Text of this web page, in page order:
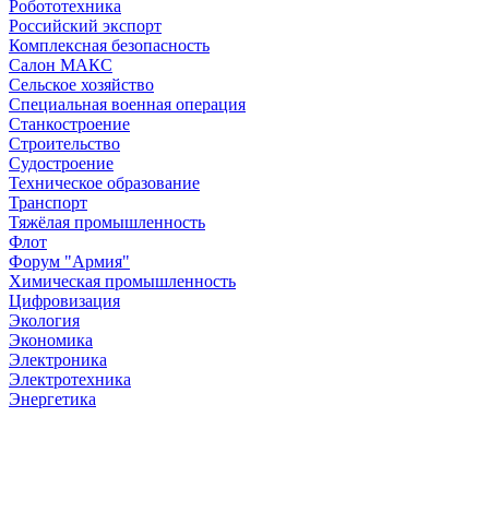
Робототехника
Российский экспорт
Комплексная безопасность
Салон МАКС
Сельское хозяйство
Специальная военная операция
Станкостроение
Строительство
Судостроение
Техническое образование
Транспорт
Тяжёлая промышленность
Флот
Форум "Армия"
Химическая промышленность
Цифровизация
Экология
Экономика
Электроника
Электротехника
Энергетика